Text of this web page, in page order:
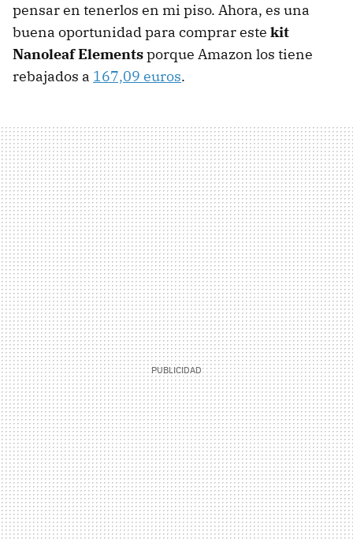
pensar en tenerlos en mi piso. Ahora, es una
buena oportunidad para comprar este kit
Nanoleaf Elementsporque Amazon los tiene
rebajados a 167,09 euros.